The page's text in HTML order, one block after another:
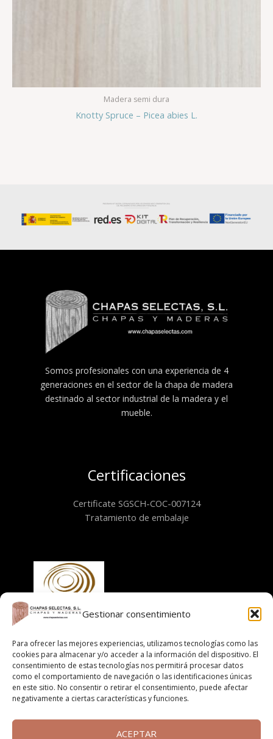
Gestionar consentimiento
Para ofrecer las mejores experiencias, utilizamos tecnologías como las
cookies para almacenar y/o acceder a la información del dispositivo. El
consentimiento de estas tecnologías nos permitirá procesar datos
como el comportamiento de navegación o las identificaciones únicas
en este sitio. No consentir o retirar el consentimiento, puede afectar
negativamente a ciertas características y funciones.
ACEPTAR
Madera semi dura
Knotty Spruce – Picea abies L.
Somos profesionales con una experiencia de 4
generaciones en el sector de la chapa de madera
destinado al sector industrial de la madera y el
mueble.
Certificaciones
Certificate SGSCH-COC-007124
Tratamiento de embalaje
Información
Aviso legal
Política de cookies
Políticas de privacidad
Términos y condiciones de compra online